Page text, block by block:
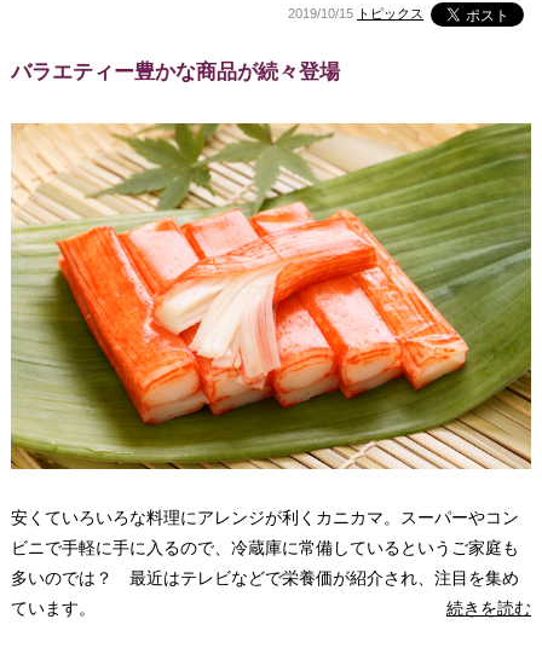
2019/10/15 トピックス
バラエティー豊かな商品が続々登場
安くていろいろな料理にアレンジが利くカニカマ。スーパーやコン
ビニで手軽に手に入るので、冷蔵庫に常備しているというご家庭も
多いのでは？ 最近はテレビなどで栄養価が紹介され、注目を集め
ています。
続きを読む